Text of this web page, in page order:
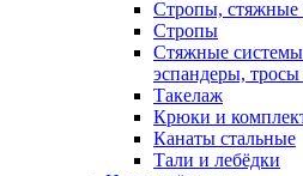
Стропы, стяжные
Стропы
Стяжные системы
эспандеры, тросы
Такелаж
Крюки и
Канаты стальные
Тали и лебёдки